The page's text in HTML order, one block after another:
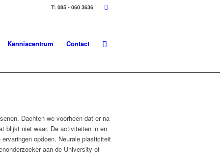
T: 085 - 060 3636
Kenniscentrum Contact
Dachten we voorheen dat er na
blijkt niet waar. De activiteiten in en
opdoen. Neurale plasticiteit
aan de University of